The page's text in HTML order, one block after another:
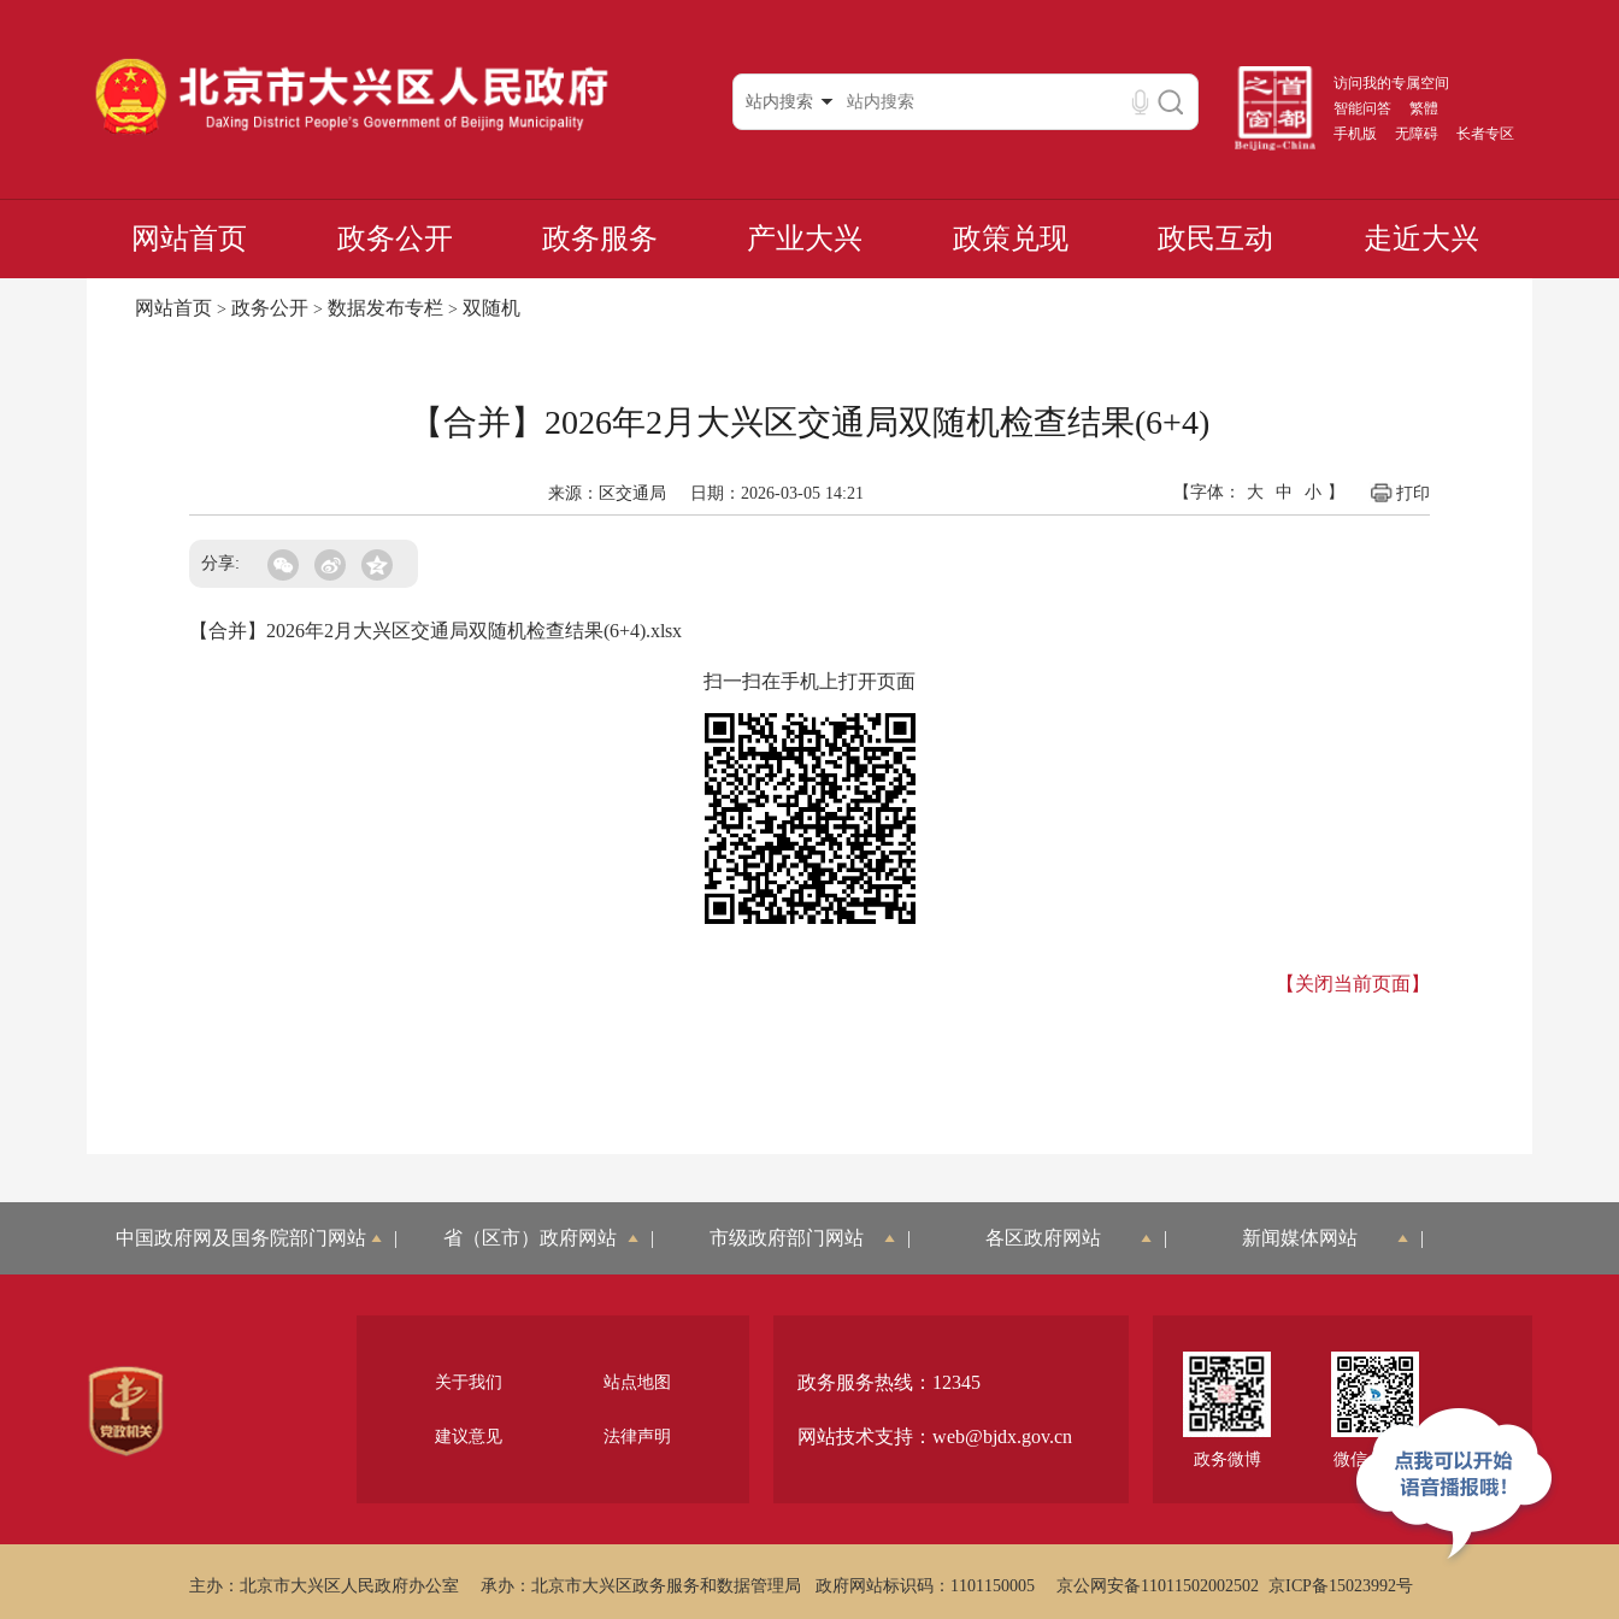
访问我的专属空间
智能问答
繁體
手机版
无障碍 长者专区
站内搜索
网站首页 政务公开 政务服务 产业大兴 政策兑现 政民互动 走近大兴
网站首页 > 政务公开 > 数据发布专栏 > 双随机
【合并】2026年2月大兴区交通局双随机检查结果(6+4)
来源：区交通局 日期：2026-03-05 14:21 打印
【字体： 大 中 小 】
分享:
【合并】2026年2月大兴区交通局双随机检查结果(6+4).xlsx
扫一扫在手机上打开页面
【关闭当前页面】
中国政府网及国务院部门网站 | 省（区市）政府网站 | 市级政府部门网站 | 各区政府网站 | 新闻媒体网站 |
关于我们 站点地图
建议意见 法律声明
政务服务热线：12345
网站技术支持：web@bjdx.gov.cn
政务微博 微信公众号
主办：北京市大兴区人民政府办公室 承办：北京市大兴区政务服务和数据管理局 政府网站标识码：1101150005 京公网安备11011502002502 京ICP备15023992号